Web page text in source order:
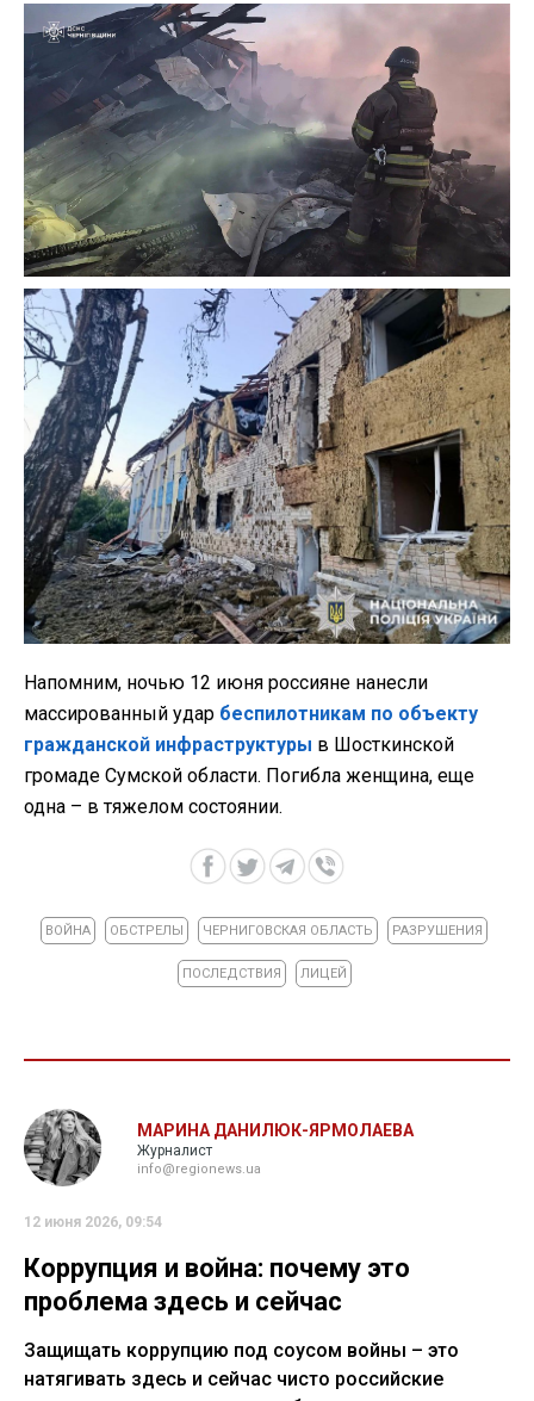
Напомним, ночью 12 июня россияне нанесли
массированный удар беспилотникам по объекту
гражданской инфраструктуры в Шосткинской
громаде Сумской области. Погибла женщина, еще
одна – в тяжелом состоянии.
ВОЙНА ОБСТРЕЛЫ ЧЕРНИГОВСКАЯ ОБЛАСТЬ РАЗРУШЕНИЯ
ПОСЛЕДСТВИЯ ЛИЦЕЙ
МАРИНА ДАНИЛЮК-ЯРМОЛАЕВА
Журналист
info@regionews.ua
12 июня 2026, 09:54
Коррупция и война: почему это
проблема здесь и сейчас
Защищать коррупцию под соусом войны – это
натягивать здесь и сейчас чисто российские